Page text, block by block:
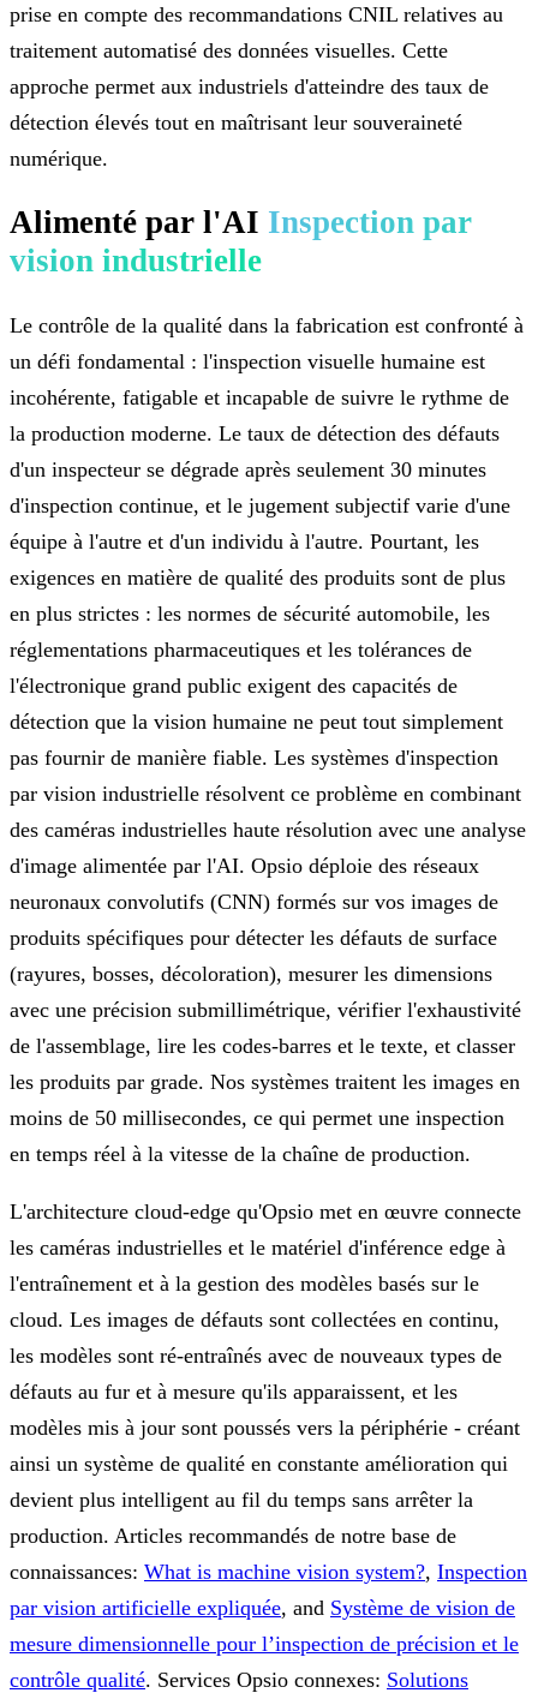
prise en compte des recommandations CNIL relatives au
traitement automatisé des données visuelles. Cette
approche permet aux industriels d'atteindre des taux de
détection élevés tout en maîtrisant leur souveraineté
numérique.
Alimenté par l'AI Inspection par
vision industrielle
Le contrôle de la qualité dans la fabrication est confronté à
un défi fondamental : l'inspection visuelle humaine est
incohérente, fatigable et incapable de suivre le rythme de
la production moderne. Le taux de détection des défauts
d'un inspecteur se dégrade après seulement 30 minutes
d'inspection continue, et le jugement subjectif varie d'une
équipe à l'autre et d'un individu à l'autre. Pourtant, les
exigences en matière de qualité des produits sont de plus
en plus strictes : les normes de sécurité automobile, les
réglementations pharmaceutiques et les tolérances de
l'électronique grand public exigent des capacités de
détection que la vision humaine ne peut tout simplement
pas fournir de manière fiable. Les systèmes d'inspection
par vision industrielle résolvent ce problème en combinant
des caméras industrielles haute résolution avec une analyse
d'image alimentée par l'AI. Opsio déploie des réseaux
neuronaux convolutifs (CNN) formés sur vos images de
produits spécifiques pour détecter les défauts de surface
(rayures, bosses, décoloration), mesurer les dimensions
avec une précision submillimétrique, vérifier l'exhaustivité
de l'assemblage, lire les codes-barres et le texte, et classer
les produits par grade. Nos systèmes traitent les images en
moins de 50 millisecondes, ce qui permet une inspection
en temps réel à la vitesse de la chaîne de production.
L'architecture cloud-edge qu'Opsio met en œuvre connecte
les caméras industrielles et le matériel d'inférence edge à
l'entraînement et à la gestion des modèles basés sur le
cloud. Les images de défauts sont collectées en continu,
les modèles sont ré-entraînés avec de nouveaux types de
défauts au fur et à mesure qu'ils apparaissent, et les
modèles mis à jour sont poussés vers la périphérie - créant
ainsi un système de qualité en constante amélioration qui
devient plus intelligent au fil du temps sans arrêter la
production. Articles recommandés de notre base de
connaissances: What is machine vision system?, Inspection
par vision artificielle expliquée, and Système de vision de
mesure dimensionnelle pour l’inspection de précision et le
contrôle qualité. Services Opsio connexes: Solutions